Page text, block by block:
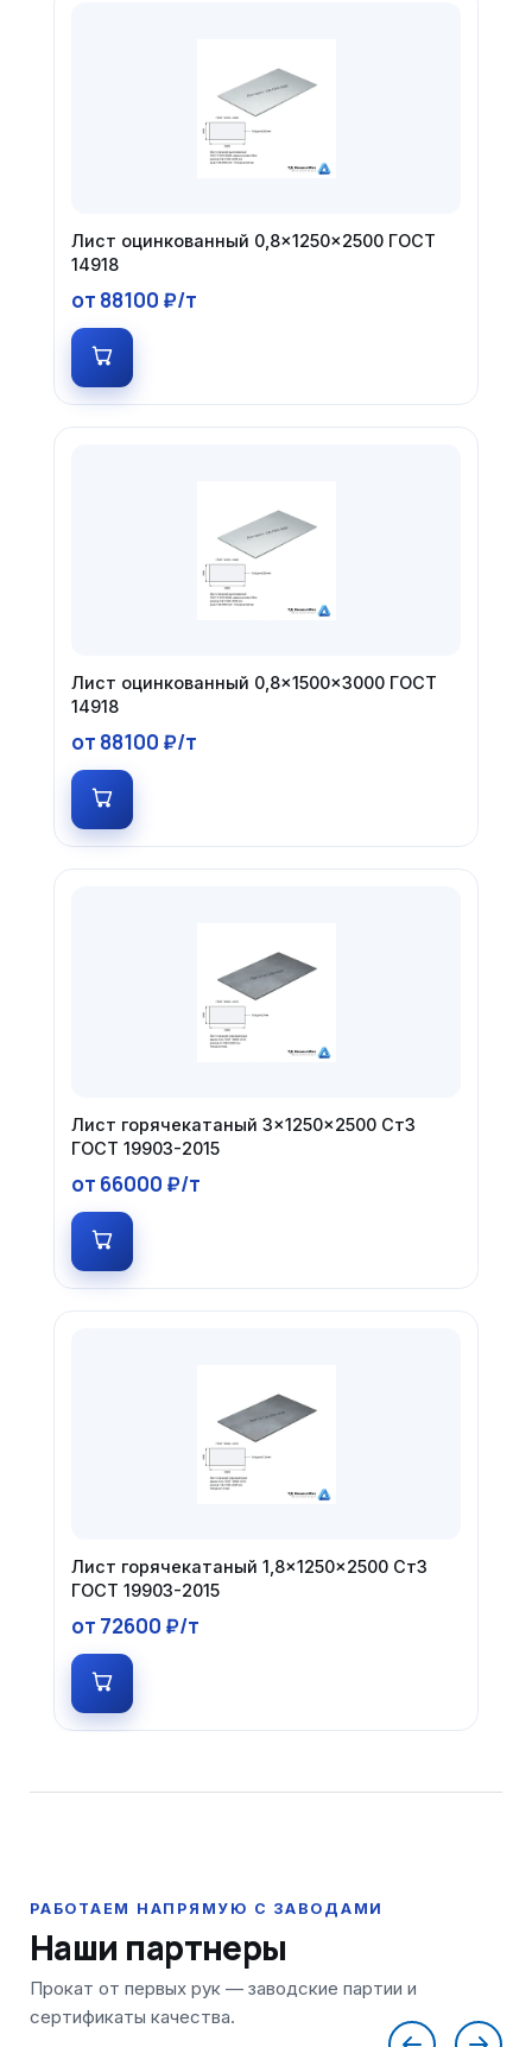
Лист оцинкованный 0,8×1250×2500 ГОСТ
14918
от 88100 ₽/т
Лист оцинкованный 0,8×1500×3000 ГОСТ
14918
от 88100 ₽/т
Лист горячекатаный 3×1250×2500 Ст3
ГОСТ 19903-2015
от 66000 ₽/т
Лист горячекатаный 1,8×1250×2500 Ст3
ГОСТ 19903-2015
от 72600 ₽/т
Наши партнеры